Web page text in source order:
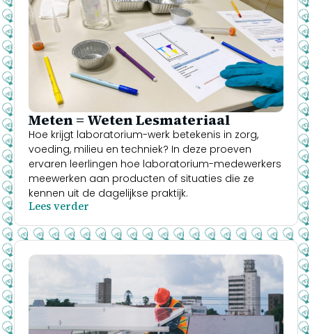
Meten = Weten Lesmateriaal
Hoe krijgt laboratorium-werk betekenis in zorg,
voeding, milieu en techniek? In deze proeven
ervaren leerlingen hoe laboratorium-medewerkers
meewerken aan producten of situaties die ze
kennen uit de dagelijkse praktijk.
Lees verder